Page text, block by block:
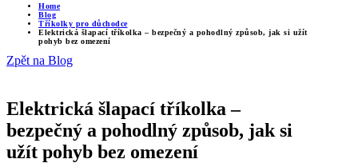
Home
Blog
Tříkolky pro důchodce
Elektrická šlapací tříkolka – bezpečný a pohodlný způsob, jak si užít
pohyb bez omezení
Zpět na Blog
Elektrická šlapací tříkolka –
bezpečný a pohodlný způsob, jak si
užít pohyb bez omezení